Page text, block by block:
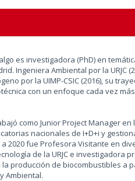
es investigadora (PhD) en
Ingeniera Ambiental por la
por la UIMP-CSIC (2016), su
con un enfoque cada vez
como Junior Project Manager
nacionales de I+D+i y
2020 fue Profesora Visitante en
de la URJC e investigadora
producción de biocombustibles a
Ambiental.